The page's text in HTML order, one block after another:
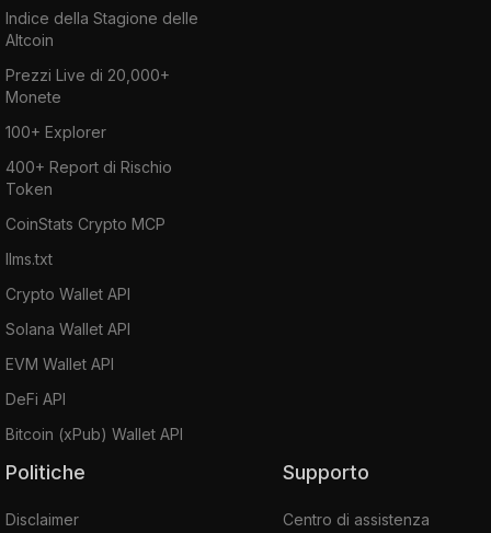
Indice della Stagione delle
Altcoin
Prezzi Live di 20,000+
Monete
100+ Explorer
400+ Report di Rischio
Token
CoinStats Crypto MCP
llms.txt
Crypto Wallet API
Solana Wallet API
EVM Wallet API
DeFi API
Bitcoin (xPub) Wallet API
Politiche
Disclaimer
Supporto
Centro di assistenza